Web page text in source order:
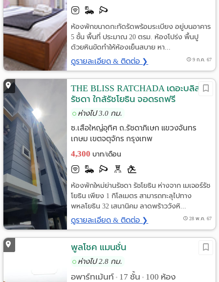
ห้องพักขนาดกะทัดรัดพร้อมระเบียง อยู่บนอาคาร
5 ชั้น พื้นที่ ประมาณ 20 ตรม. ห้องโปร่ง พื้นปู
ด้วยหินขัดทำให้ห้องเย็นสบาย หา...
ดูรายละเอียด & ติดต่อ ❯ 9 ก.ค. 67
THE BLISS RATCHADA เดอะบลิส
รัชดา ใกล้รัชโยธิน จอดรถฟรี
ห่างไป 3.0 กม.
ซ.เสือใหญ่อุทิศ ถ.รัชดาภิเษก แขวงจันทร
เกษม เขตจตุจักร กรุงเทพ
4,300 บาท/เดือน
ห้องพักใหม่ย่านรัชดา รัชโยธิน ห่างจาก เมเจอร์รัช
โยธิน เพียง 1 กิโลเมตร สามารถทะลุไปทาง
พหลโยธิน 32 เสนานิคม ลาดพร้าววังหิ...
ดูรายละเอียด & ติดต่อ ❯ 28 พ.ค. 67
พูลโชค แมนชั่น
ห่างไป 2.8 กม.
อพาร์ทเม้นท์ • 17 ชั้น • 100 ห้อง